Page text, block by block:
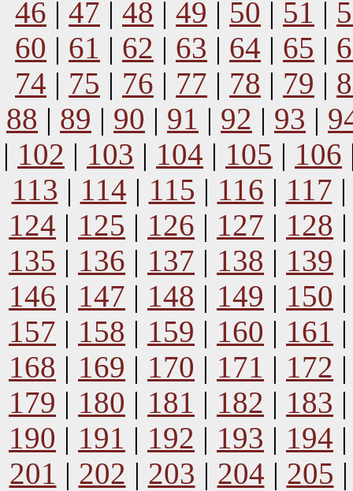
46 | 47 | 48 | 49 | 50 | 51 |
60 | 61 | 62 | 63 | 64 | 65 |
74 | 75 | 76 | 77 | 78 | 79 |
88 | 89 | 90 | 91 | 92 | 93 |
| 102 | 103 | 104 | 105 | 106
113 | 114 | 115 | 116 | 117
124 | 125 | 126 | 127 | 128
135 | 136 | 137 | 138 | 139
146 | 147 | 148 | 149 | 150
157 | 158 | 159 | 160 | 161
168 | 169 | 170 | 171 | 172
179 | 180 | 181 | 182 | 183
190 | 191 | 192 | 193 | 194
201 | 202 | 203 | 204 | 205